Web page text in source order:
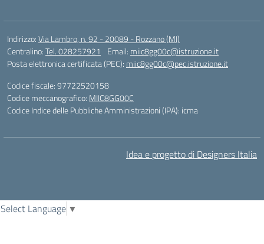
Indirizzo:Via Lambro, n. 92 - 20089 - Rozzano (MI)
Centralino:Tel. 028257921 Email: miic8gg00c@istruzione.it
Posta elettronica certificata (PEC): miic8gg00c@pec.istruzione.it
Codice fiscale: 97722520158
Codice meccanografico: MIIC8GG00C
Codice Indice delle Pubbliche Amministrazioni (IPA): icma
Idea e progetto di Designers Italia
Select Language ▼